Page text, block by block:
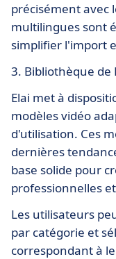
précisément avec
multilingues sont
simplifier l'import
3. Bibliothèque de
Elai met à
modèles vidéo
d'utilisation. Ces
dernières
base solide pour
professionnelles
Les utilisateurs
par catégorie et
correspondant à